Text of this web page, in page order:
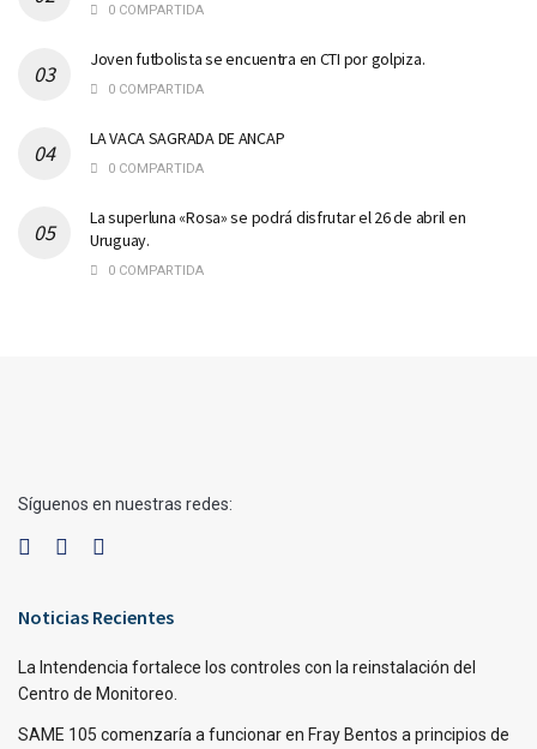
0 COMPARTIDA
Joven futbolista se encuentra en CTI por golpiza.
0 COMPARTIDA
LA VACA SAGRADA DE ANCAP
0 COMPARTIDA
La superluna «Rosa» se podrá disfrutar el 26 de abril en
Uruguay.
0 COMPARTIDA
Síguenos en nuestras redes:
Noticias Recientes
La Intendencia fortalece los controles con la reinstalación del
Centro de Monitoreo.
SAME 105 comenzaría a funcionar en Fray Bentos a principios de